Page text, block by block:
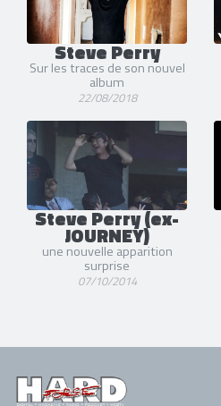
Steve Perry
Sur les traces de son nouvel
album
22/08/2018
Steve Perry (ex-
JOURNEY)
une nouvelle apparition
surprise
07/10/2014